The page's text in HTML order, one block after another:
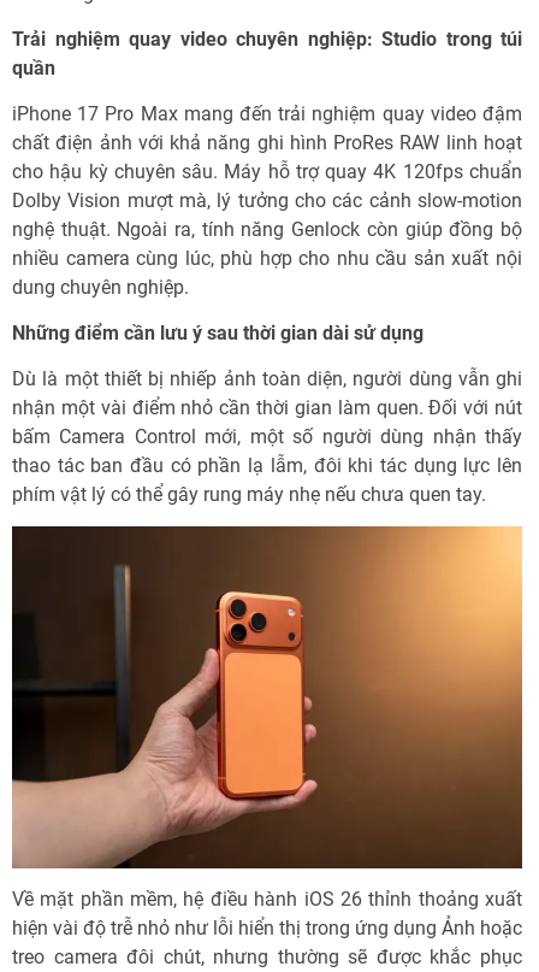
Trải nghiệm quay video chuyên nghiệp: Studio trong túi
quần
iPhone 17 Pro Max mang đến trải nghiệm quay video đậm
chất điện ảnh với khả năng ghi hình ProRes RAW linh hoạt
cho hậu kỳ chuyên sâu. Máy hỗ trợ quay 4K 120fps chuẩn
Dolby Vision mượt mà, lý tưởng cho các cảnh slow-motion
nghệ thuật. Ngoài ra, tính năng Genlock còn giúp đồng bộ
nhiều camera cùng lúc, phù hợp cho nhu cầu sản xuất nội
dung chuyên nghiệp.
Những điểm cần lưu ý sau thời gian dài sử dụng
Dù là một thiết bị nhiếp ảnh toàn diện, người dùng vẫn ghi
nhận một vài điểm nhỏ cần thời gian làm quen. Đối với nút
bấm Camera Control mới, một số người dùng nhận thấy
thao tác ban đầu có phần lạ lẫm, đôi khi tác dụng lực lên
phím vật lý có thể gây rung máy nhẹ nếu chưa quen tay.
Về mặt phần mềm, hệ điều hành iOS 26 thỉnh thoảng xuất
hiện vài độ trễ nhỏ như lỗi hiển thị trong ứng dụng Ảnh hoặc
treo camera đôi chút, nhưng thường sẽ được khắc phục